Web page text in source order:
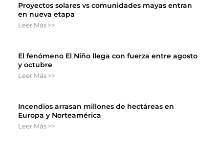
Proyectos solares vs comunidades mayas entran
en nueva etapa
Leer Más >>
El fenómeno El Niño llega con fuerza entre agosto
y octubre
Leer Más >>
Incendios arrasan millones de hectáreas en
Europa y Norteamérica
Leer Más >>